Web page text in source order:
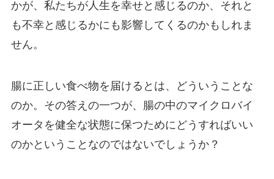
かが、私たちが人生を幸せと感じるのか、それと
も不幸と感じるかにも影響してくるのかもしれま
せん。
腸に正しい食べ物を届けるとは、どういうことな
のか。その答えの一つが、腸の中のマイクロバイ
オータを健全な状態に保つためにどうすればいい
のかということなのではないでしょうか？